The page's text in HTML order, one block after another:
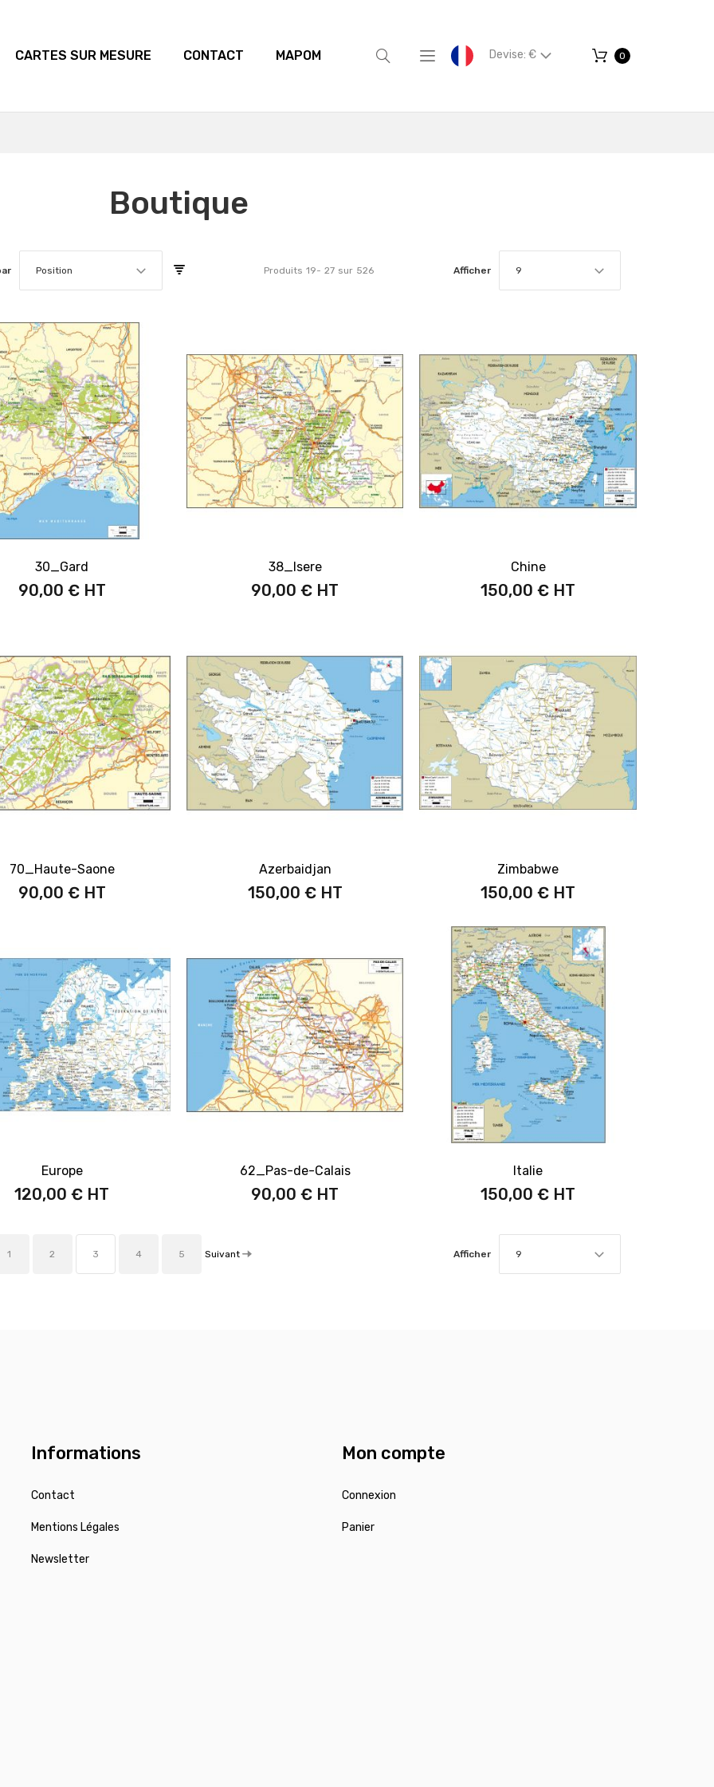
CARTES SUR MESURE CONTACT MAPOM Devise: € 0
Boutique
Position Produits 19- 27 sur 526 Afficher 9
30_Gard
90,00 €
38_Isere
90,00 €
Chine
150,00 €
70_Haute-Saone
90,00 €
Azerbaidjan
150,00 €
Zimbabwe
150,00 €
Europe
120,00 €
62_Pas-de-Calais
90,00 €
Italie
150,00 €
Afficher 9
1 2 3 4 5 Suivant
Informations
Contact
Mentions Légales
Newsletter
Mon compte
Connexion
Panier